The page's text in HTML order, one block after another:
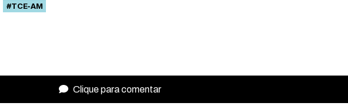
#TCE-AM
Clique para comentar